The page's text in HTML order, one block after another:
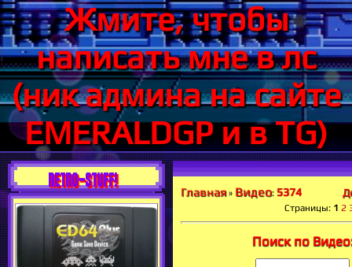
Жмите, чтобы
написать мне в лс
(ник админа на сайте
EMERALDGP и в TG)
RETRO-STUFF!
Главная» Видео: 5374
Страницы: 1 2
Поиск по